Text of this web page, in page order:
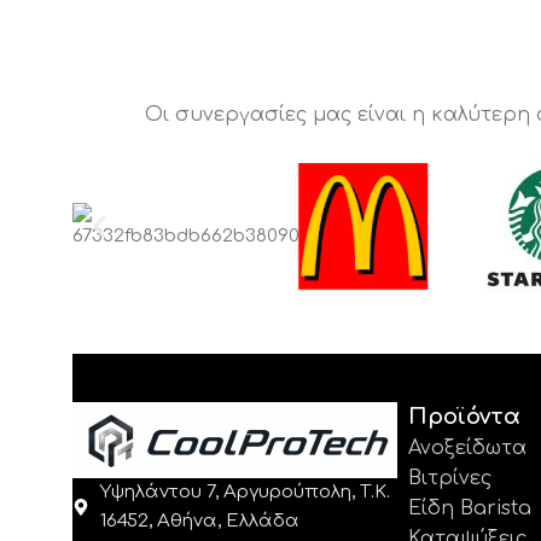
Οι συνεργασίες μας είναι η
Υψηλάντου 7, Αργυρούπολη, Τ.Κ.
16452, Αθήνα, Ελλάδα
Προϊόντα
Ανοξείδωτα
Βιτρίνες
Είδη Barista